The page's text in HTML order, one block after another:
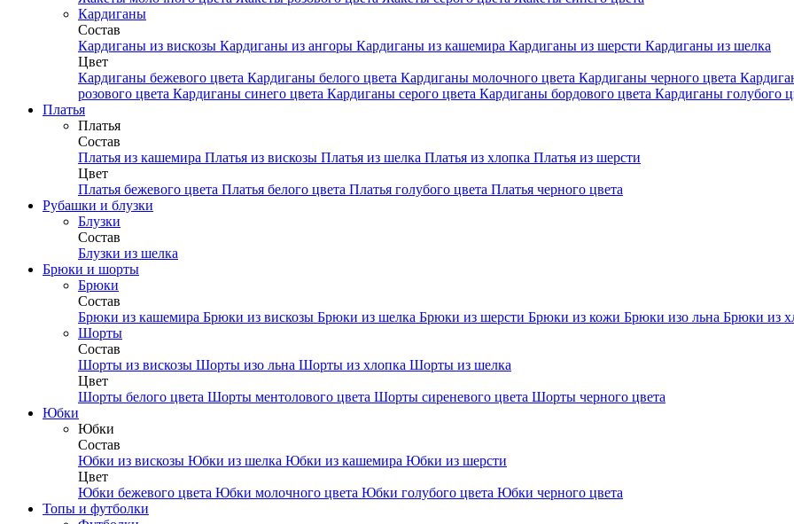
Кардиганы
Состав
Кардиганы из вискозы Кардиганы из ангоры Кардиганы из кашемира Кардиганы из шерсти Кардиганы из шелка
Цвет
Кардиганы бежевого цвета Кардиганы белого цвета Кардиганы молочного цвета Кардиганы черного цвета
розового цвета Кардиганы синего цвета Кардиганы серого цвета Кардиганы бордового цвета Кардиганы голубого
Платья
Платья
Состав
Платья из кашемира Платья из вискозы Платья из шелка Платья из хлопка Платья из шерсти
Цвет
Платья бежевого цвета Платья белого цвета Платья голубого цвета Платья черного цвета
Рубашки и блузки
Блузки
Состав
Блузки из шелка
Брюки и шорты
Брюки
Состав
Брюки из кашемира Брюки из вискозы Брюки из шелка Брюки из шерсти Брюки из кожи Брюки изо льна Брюки из
Шорты
Состав
Шорты из вискозы Шорты изо льна Шорты из хлопка Шорты из шелка
Цвет
Шорты белого цвета Шорты ментолового цвета Шорты сиреневого цвета Шорты черного цвета
Юбки
Юбки
Состав
Юбки из вискозы Юбки из шелка Юбки из кашемира Юбки из шерсти
Цвет
Юбки бежевого цвета Юбки молочного цвета Юбки голубого цвета Юбки черного цвета
Топы и футболки